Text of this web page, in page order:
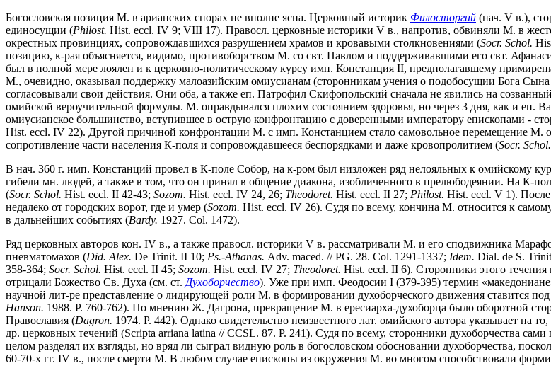
Богословская позиция М. в арианских спорах не вполне ясна. Церковный историк Филосторгий (нач. V в.),
единосущии (Philost. Hist. eccl. IV 9; VIII 17). Правосл. церковные историки V в., напротив, обвиняли М. в
окрестных провинциях, сопровождавшихся разрушением храмов и кровавыми столкновениями (Socr. Schol.
позицию, к-рая объясняется, видимо, противоборством М. со свт. Павлом и поддерживавшими его свт.
был в полной мере лоялен и к церковно-политическому курсу имп. Констанция II, предполагавшему
М., очевидно, оказывал поддержку малоазийским омиусианам (сторонникам учения о подобосущии Бога
согласовывали свои действия. Они оба, а также еп. Патрофил Скифопольский сначала не явились на
омийской вероучительной формулы. М. оправдывался плохим состоянием здоровья, но через 3 дня, как и
омиусианское большинство, вступившее в острую конфронтацию с доверенными императору епископами -
Hist. eccl. IV 22). Другой причиной конфронтации М. с имп. Констанцием стало самовольное перемещение М.
сопротивление части населения К-поля и сопровождавшееся беспорядками и даже кровопролитием (Socr. Schol.
В нач. 360 г. имп. Констанций провел в К-поле Собор, на к-ром был низложен ряд нелояльных к омийскому
гибели мн. людей, а также в том, что он принял в общение диакона, изобличенного в прелюбодеянии. На К-
(Socr. Schol. Hist. eccl. II 42-43; Sozom. Hist. eccl. IV 24, 26; Theodoret. Hist. eccl. II 27; Philost. Hist. eccl. V 1).
недалеко от городских ворот, где и умер (Sozom. Hist. eccl. IV 26). Cудя по всему, кончина М. относится к
в дальнейших событиях (Bardy. 1927. Col. 1472).
Ряд церковных авторов кон. IV в., а также правосл. историки V в. рассматривали М. и его сподвижника
пневматомахов (Did. Alex. De Trinit. II 10; Ps.-Athanas. Adv. maced. // PG. 28. Col. 1291-1337; Idem. Dial. de S.
358-364; Socr. Schol. Hist. eccl. II 45; Sozom. Hist. eccl. IV 27; Theodoret. Hist. eccl. II 6). Сторонники этого
отрицали Божество Св. Духа (см. ст. Духоборчество). Уже при имп. Феодосии I (379-395) термин
научной лит-ре представление о лидирующей роли М. в формировании духоборческого движения ставится
Hanson. 1988. P. 760-762). По мнению Ж. Дагрона, превращение М. в ересиарха-духоборца было оборотной
Православия (Dagron. 1974. P. 442). Однако свидетельство неизвестного лат. омийского автора указывает
др. церковных течений (Scripta arriana latina // CCSL. 87. P. 241). Судя по всему, сторонники духоборчества
целом разделял их взгляды, но вряд ли сыграл видную роль в богословском обосновании духоборчества,
60-70-х гг. IV в., после смерти М. В любом случае епископы из окружения М. во многом способствовали